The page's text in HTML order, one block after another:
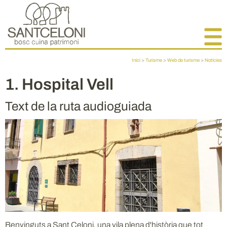
Inici > Turisme > Web de turisme > Notícies
1. Hospital Vell
Text de la ruta audioguiada
Benvinguts a Sant Celoni, una vila plena d'història que tot